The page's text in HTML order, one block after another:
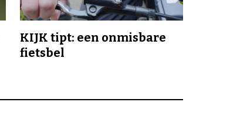
KIJK tipt: een onmisbare
fietsbel